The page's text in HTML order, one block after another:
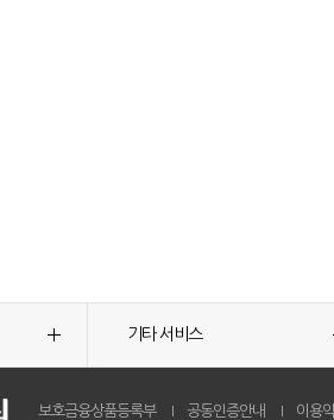
기타 서비스
보호금융상품등록부 공동인증안내 이용